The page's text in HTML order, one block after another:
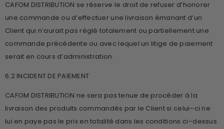
CAFOM DISTRIBUTION se réserve le droit de refuser d’honorer
une commande ou d’effectuer une livraison émanant d’un
Client qui n’aurait pas réglé totalement ou partiellement une
commande précédente ou avec lequel un litige de paiement
serait en cours d’administration.
6.2 INCIDENT DE PAIEMENT
CAFOM DISTRIBUTION ne sera pas tenue de procéder à la
livraison des produits commandés par le Client si celui–ci ne
lui en paye pas le prix en totalité dans les conditions ci–dessus